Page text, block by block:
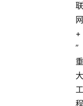
联
网
+
”
重
大
工
程